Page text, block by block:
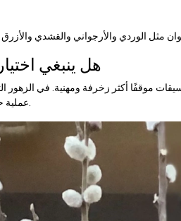
هل ينبغي
موقفًا أكثر زخرفة ومهنية. في الزهور